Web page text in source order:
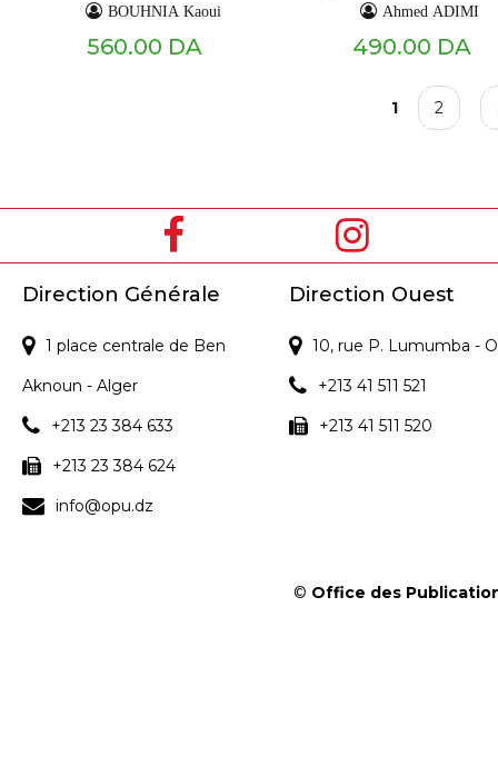
BOUHNIA Kaoui
560.00 DA
علوم الإعلام والاتصال
Ahmed ADIMI
490.00 DA
g
1 2
Direction Générale
1 place centrale de Ben
Aknoun - Alger
+213 23 384 633
+213 23 384 624
info@opu.dz
Direction Ouest
10, rue P. Lumumba -
+213 41 511 521
+213 41 511 520
© Office des